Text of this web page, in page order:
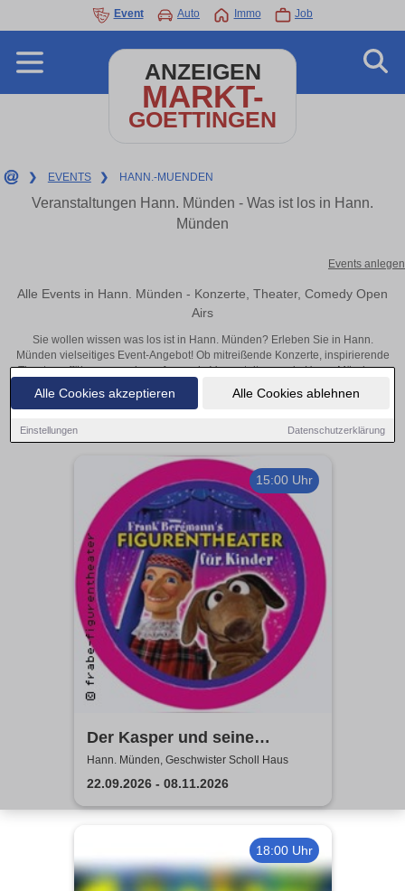
Alle Cookies akzeptieren Alle Cookies ablehnen
Einstellungen Datenschutzerklärung
Event Auto Immo Job
ANZEIGEN
MARKT-
GOETTINGEN
❯ EVENTS ❯ HANN.-MUENDEN
Veranstaltungen Hann. Münden - Was ist los in Hann.
Münden
Events anlegen
Alle Events in Hann. Münden - Konzerte, Theater, Comedy Open
Airs
Sie wollen wissen was los ist in Hann. Münden? Erleben Sie in Hann.
Münden vielseitiges Event-Angebot! Ob mitreißende Konzerte, inspirierende
Theateraufführungen oder aufregende Veranstaltungen in Hann. Münden –
hier finden alles im Überblick und Tickets.
15:00 Uhr
Der Kasper und seine
Freunde kommen zu euch!
frabe-figurentheater
Hann. Münden, Geschwister Scholl Haus
22.09.2026 - 08.11.2026
18:00 Uhr